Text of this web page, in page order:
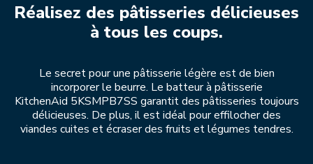
Réalisez des pâtisseries délicieuses
à tous les coups.
Le secret pour une pâtisserie légère est de bien
incorporer le beurre. Le batteur à pâtisserie
KitchenAid 5KSMPB7SS garantit des pâtisseries toujours
délicieuses. De plus, il est idéal pour effilocher des
viandes cuites et écraser des fruits et légumes tendres.